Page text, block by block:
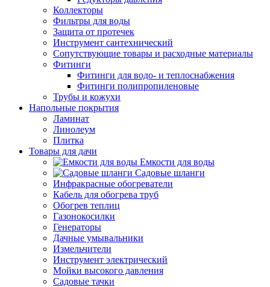
Коллекторы
Фильтры для воды
Защита от протечек
Инструмент сантехнический
Сопутствующие товары и расходные материалы
Фитинги
Фитинги для водо- и теплоснабжения
Фитинги полипропиленовые
Трубы и кожухи
Напольные покрытия
Ламинат
Линолеум
Плитка
Товары для дачи
Емкости для воды
Садовые шланги
Инфракрасные обогреватели
Кабель для обогрева труб
Обогрев теплиц
Газонокосилки
Генераторы
Дачные умывальники
Измельчители
Инструмент электрический
Мойки высокого давления
Садовые тачки